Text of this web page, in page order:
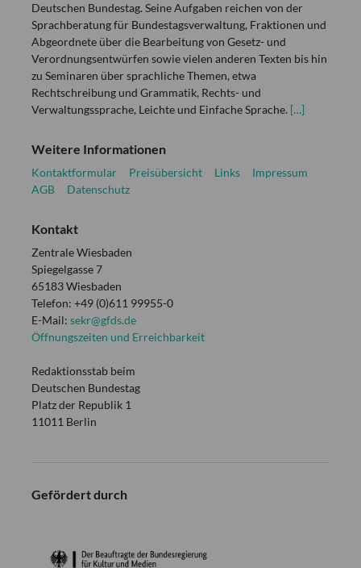
Deutschen Bundestag. Seine Aufgaben reichen von der
Sprachberatung für Bundestagsverwaltung, Fraktionen und
Abgeordnete über die Bearbeitung von Gesetz- und
Verordnungsentwürfen sowie vielen anderen Texten bis hin
zu Seminaren über sprachliche Themen, etwa
Rechtschreibung und Grammatik, Rechts- und
Verwaltungssprache, Leichte und Einfache Sprache. […]
Weitere Informationen
Kontaktformular Preisübersicht Links
Impressum
AGB
Datenschutz
Kontakt
Zentrale Wiesbaden
Spiegelgasse 7
65183 Wiesbaden
Telefon: +49 (0)611 99955-0
E-Mail: sekr@gfds.de
Öffnungszeiten und Erreichbarkeit
Redaktionsstab beim
Deutschen Bundestag
Platz der Republik 1
11011 Berlin
Gefördert durch